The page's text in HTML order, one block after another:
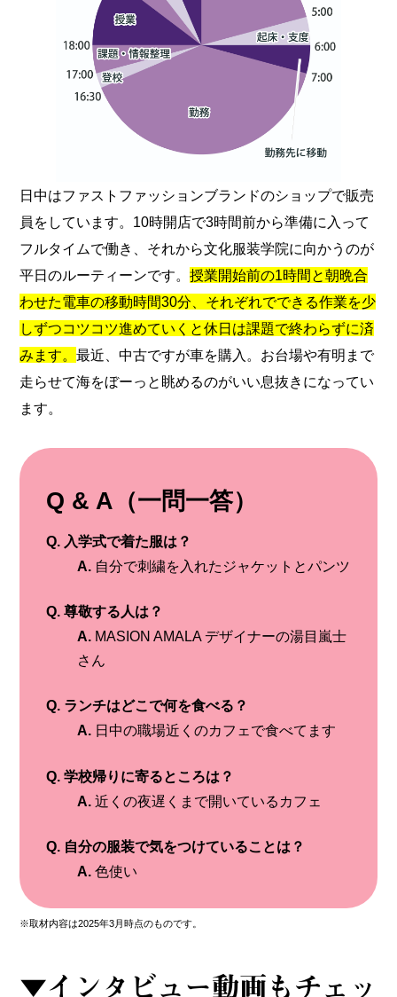
日中はファストファッションブランドのショップで販売
員をしています。10時開店で3時間前から準備に入って
フルタイムで働き、それから文化服装学院に向かうのが
平日のルーティーンです。授業開始前の1時間と朝晩合
わせた電車の移動時間30分、それぞれでできる作業を少
しずつコツコツ進めていくと休日は課題で終わらずに済
みます。最近、中古ですが車を購入。お台場や有明まで
走らせて海をぼーっと眺めるのがいい息抜きになってい
ます。
Q & A（一問一答）
Q. 入学式で着た服は？
A. 自分で刺繍を入れたジャケットとパンツ
Q. 尊敬する人は？
A. MASION AMALA デザイナーの湯目嵐士
さん
Q. ランチはどこで何を食べる？
A. 日中の職場近くのカフェで食べてます
Q. 学校帰りに寄るところは？
A.近くの夜遅くまで開いているカフェ
Q. 自分の服装で気をつけていることは？
A.色使い
※取材内容は2025年3月時点のものです。
▼インタビュー動画もチェッ